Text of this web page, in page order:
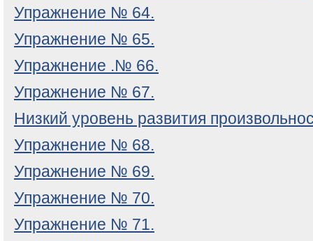
Упражнение № 64.
Упражнение № 65.
Упражнение .№ 66.
Упражнение № 67.
Низкий уровень развития
Упражнение № 68.
Упражнение № 69.
Упражнение № 70.
Упражнение № 71.